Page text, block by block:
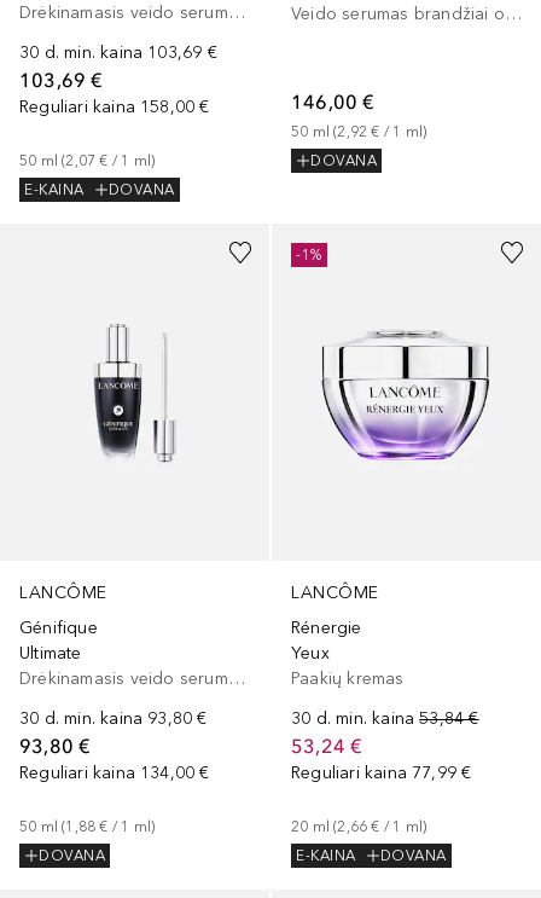
Drėkinamasis veido serumas, Veido serumas/koncentratas
30 d. min. kaina 103,69 €
103,69 €
Reguliari kaina 158,00 €
50 ml (2,07 € / 1 ml)
E-KAINA
DOVANA
Veido serumas brandžiai odai
146,00 €
50 ml (2,92 € / 1 ml)
DOVANA
LANCÔME
Génifique
Ultimate
Drėkinamasis veido serumas, Veido serumas/koncentratas
30 d. min. kaina 93,80 €
93,80 €
Reguliari kaina 134,00 €
50 ml (1,88 € / 1 ml)
DOVANA
LANCÔME
Rénergie
Yeux
Paakių kremas
30 d. min. kaina 53,84 €
53,24 €
Reguliari kaina 77,99 €
20 ml (2,66 € / 1 ml)
E-KAINA
DOVANA
-1%